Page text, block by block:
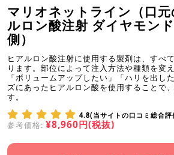
マリオネットライン（口
ルロン酸注射 ダイヤモン
側）
ヒアルロン酸注射に使用する製剤は、すべ
ります。部位によって注入方法や種類を変
「ボリュームアップしたい」「ハリを出し
ズにあったヒアルロン酸を使用することで
す。
4.8(当サイトの口コミ総合評
参考価格: ¥8,960円(税抜)